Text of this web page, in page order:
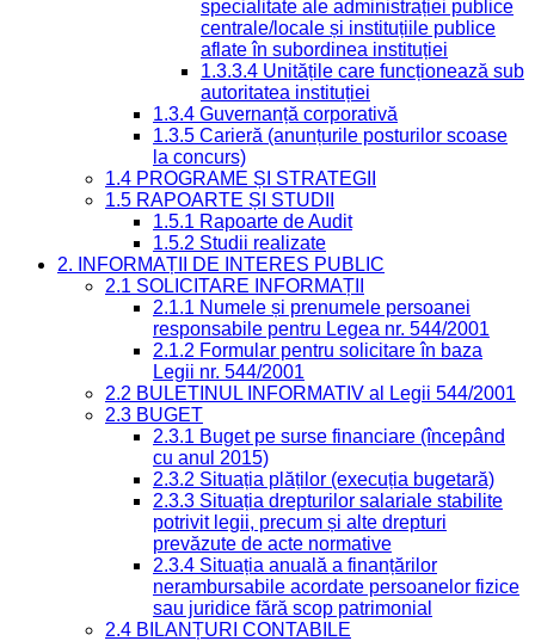
specialitate ale administrației publice
centrale/locale și instituțiile publice
aflate în subordinea instituției
1.3.3.4 Unitățile care funcționează sub
autoritatea instituției
1.3.4 Guvernanță corporativă
1.3.5 Carieră (anunțurile posturilor scoase
la concurs)
1.4 PROGRAME ȘI STRATEGII
1.5 RAPOARTE ȘI STUDII
1.5.1 Rapoarte de Audit
1.5.2 Studii realizate
2. INFORMAȚII DE INTERES PUBLIC
2.1 SOLICITARE INFORMAȚII
2.1.1 Numele și prenumele persoanei
responsabile pentru Legea nr. 544/2001
2.1.2 Formular pentru solicitare în baza
Legii nr. 544/2001
2.2 BULETINUL INFORMATIV al Legii 544/2001
2.3 BUGET
2.3.1 Buget pe surse financiare (începând
cu anul 2015)
2.3.2 Situația plăților (execuția bugetară)
2.3.3 Situația drepturilor salariale stabilite
potrivit legii, precum și alte drepturi
prevăzute de acte normative
2.3.4 Situația anuală a finanțărilor
nerambursabile acordate persoanelor fizice
sau juridice fără scop patrimonial
2.4 BILANȚURI CONTABILE